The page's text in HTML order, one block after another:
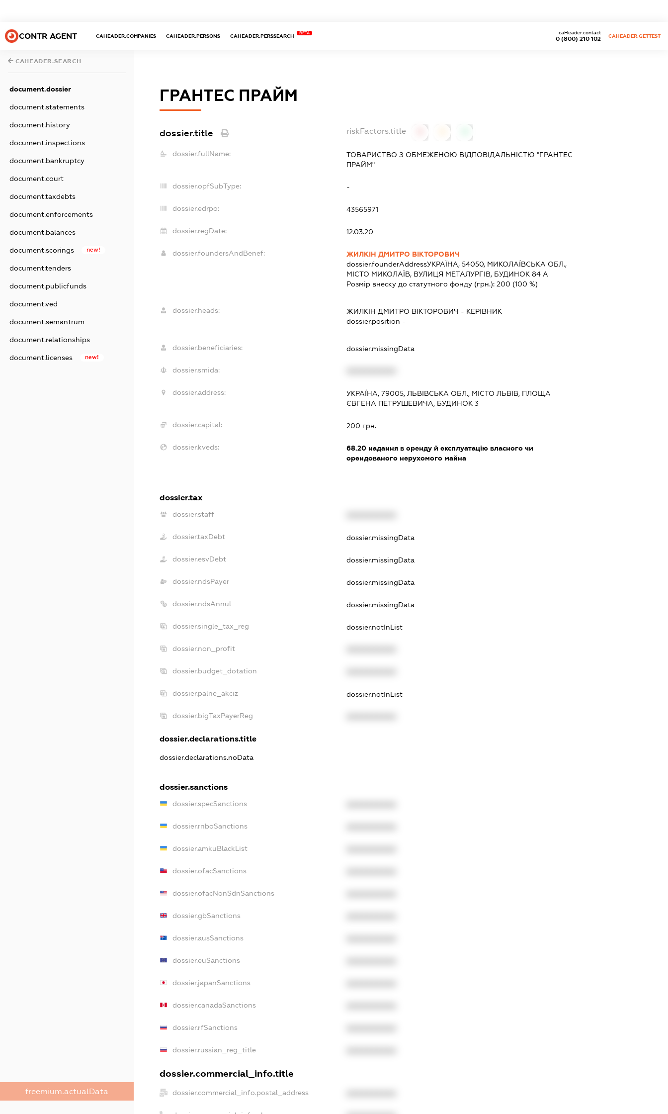
CONTR AGENT CAHEADER.COMPANIES CAHEADER.PERSONS CAHEADER.PERSSEARCH
BETA
0 (800) 210 102
caHeader.contact
CAHEADER.GETTEST
CAHEADER.SEARCH
document.dossier
document.statements
document.history
document.inspections
document.bankruptcy
document.court
document.taxdebts
document.enforcements
document.balances
document.scorings new!
document.tenders
document.publicfunds
document.ved
document.semantrum
document.relationships
document.licenses new!
freemium.actualData
ГРАНТЕС ПРАЙМ
dossier.title riskFactors.title
dossier.fullName:
ТОВАРИСТВО З ОБМЕЖЕНОЮ ВІДПОВІДАЛЬНІСТЮ "ГРАНТЕС
ПРАЙМ"
dossier.opfSubType: -
dossier.edrpo: 43565971
dossier.regDate: 12.03.20
dossier.foundersAndBenef:
ЖИЛКІН ДМИТРО ВІКТОРОВИЧ
dossier.founderAddressУКРАЇНА, 54050, МИКОЛАЇВСЬКА ОБЛ.,
МІСТО МИКОЛАЇВ, ВУЛИЦЯ МЕТАЛУРГІВ, БУДИНОК 84 А
Розмір внеску до статутного фонду (грн.):200 (100 %)
dossier.heads: ЖИЛКІН ДМИТРО ВІКТОРОВИЧ - КЕРІВНИК
dossier.position -
dossier.beneficiaries: dossier.missingData
dossier.smida:
dossier.address:
УКРАЇНА, 79005, ЛЬВІВСЬКА ОБЛ., МІСТО ЛЬВІВ, ПЛОЩА
ЄВГЕНА ПЕТРУШЕВИЧА, БУДИНОК 3
dossier.capital: 200 грн.
dossier.kveds: 68.20 надання в оренду й експлуатацію власного чи
орендованого нерухомого майна
dossier.tax
dossier.staff
dossier.taxDebt dossier.missingData
dossier.esvDebt dossier.missingData
dossier.ndsPayer dossier.missingData
dossier.ndsAnnul dossier.missingData
dossier.single_tax_reg dossier.notInList
dossier.non_profit
dossier.budget_dotation
dossier.palne_akciz dossier.notInList
dossier.bigTaxPayerReg
dossier.declarations.title
dossier.declarations.noData
dossier.sanctions
dossier.specSanctions
dossier.rnboSanctions
dossier.amkuBlackList
dossier.ofacSanctions
dossier.ofacNonSdnSanctions
dossier.gbSanctions
dossier.ausSanctions
dossier.euSanctions
dossier.japanSanctions
dossier.canadaSanctions
dossier.rfSanctions
dossier.russian_reg_title
dossier.commercial_info.title
dossier.commercial_info.postal_address